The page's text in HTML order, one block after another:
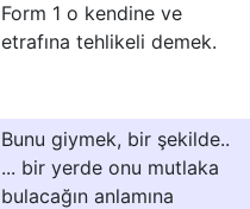
Form 1 o kendine ve
etrafına tehlikeli demek.
Bunu giymek, bir şekilde..
... bir yerde onu mutlaka
bulacağın anlamına